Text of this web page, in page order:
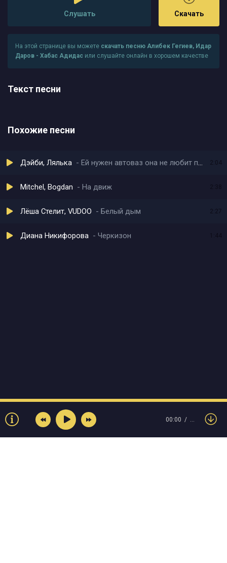
Слушать Скачать
На этой странице вы можете скачать песню Алибек Гегиев, Идар
Даров - Хабас Адидас или слушайте онлайн в хорошем качестве
Текст песни
Похожие песни
Дэйби, Лялька Ей нужен автоваз она не любит платье носит только адидас 2:04
Mitchel, Bogdan На движ
Лёша Стелит, VUDOO Белый дым 2:27
Диана Никифорова Черкизон
00:00 …